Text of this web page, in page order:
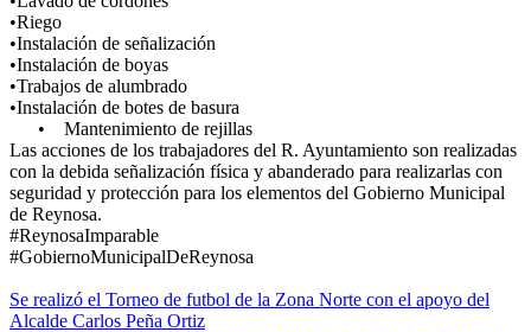
•Riego
•Instalación de señalización
•Instalación de boyas
•Trabajos de alumbrado
•Instalación de botes de basura
• Mantenimiento de rejillas
Las acciones de los trabajadores del R. Ayuntamiento son realizadas
con la debida señalización física y abanderado para realizarlas con
seguridad y protección para los elementos del Gobierno Municipal
de Reynosa.
#ReynosaImparable
#GobiernoMunicipalDeReynosa
Navegación
Se realizó el Torneo de futbol de la Zona Norte con el apoyo del
Alcalde Carlos Peña Ortiz